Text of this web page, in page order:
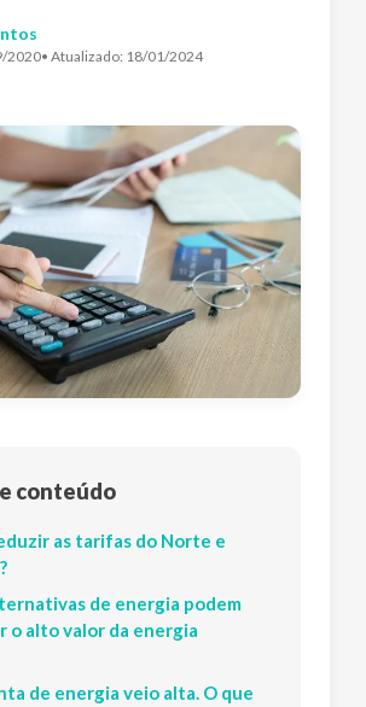
2020• Atualizado: 18/01/2024
conteúdo
as tarifas do Norte e
de energia podem
o alto valor da energia
de energia veio alta. O que